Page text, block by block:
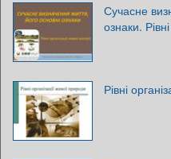
Сучасне
ознаки.
Рівні